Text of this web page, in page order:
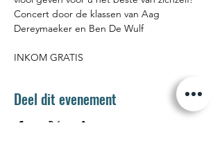
Concert door de klassen van Aag
Dereymaeker en Ben De Wulf
INKOM GRATIS
Deel dit evenement